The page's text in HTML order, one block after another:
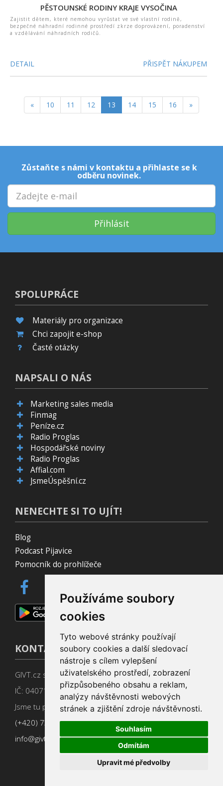
Používáme soubory
cookies
Tyto webové stránky používají
soubory cookies a další sledovací
nástroje s cílem vylepšení
uživatelského prostředí, zobrazení
přizpůsobeného obsahu a reklam,
analýzy návštěvnosti webových
stránek a zjištění zdroje návštěvnosti.
Souhlasím
Odmítám
Upravit mé předvolby
PĚSTOUNSKÉ RODINY KRAJE VYSOČINA
Zajistit dětem, které nemohou vyrůstat ve své vlastní rodině,
bezpečné náhradní rodinné prostředí zkrze doprovázení, poradenství
a vzdělávání náhradních rodičů.
DETAIL PŘISPĚT NÁKUPEM
« 10 11 12 13 14 15 16 »
Zůstaňte s námi v kontaktu a přihlaste se k
odběru novinek.
Přihlásit
SPOLUPRÁCE
Materiály pro organizace
Chci zapojit e-shop
Časté otázky
NAPSALI O NÁS
Marketing sales media
Finmag
Peníze.cz
Radio Proglas
Hospodářské noviny
Radio Proglas
Affial.com
JsmeÚspěšní.cz
NENECHTE SI TO UJÍT!
Blog
Podcast Pijavice
Pomocník do prohlížeče
KONTAKT
GIVT.cz s. r. o., Dolní nám. 16, 779 00 Olomouc
IČ: 04071433
Jsme tu pro Vás od 9:00 do 17:00
(+420) 737 266 402
info@givt.cz